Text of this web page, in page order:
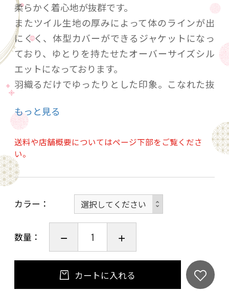
柔らかく着心地が抜群です。
またツイル生地の厚みによって体のラインが出
にくく、体型カバーができるジャケットになっ
ており、ゆとりを持たせたオーバーサイズシル
エットになっております。
羽織るだけでゆったりとした印象。こなれた抜
また、釦やポケットの形状など細部、便利性等
も考慮したこだわりのあるデザインです。
羽織のように軽く羽織ったり、ジャケットのよ
うに中に薄手ニットなどを着こんでもかわい
い、シーズンをあまり問わない活躍間違いなし
のアイテムです。
【size(平置き)】
・着丈：front➤80cm back➤89cm
・身幅：71cm
・肩幅：60cm
・袖丈：50cm
もっと見る
送料や店舗概要についてはページ下部をご覧くださ
い。
カラー
数量：
カートに入れる